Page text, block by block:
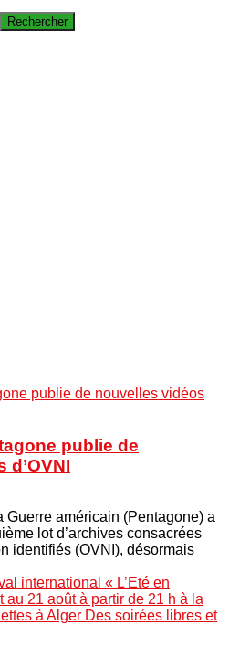
publie de
d’OVNI
Guerre américain (Pentagone) a
lot d’archives consacrées
identifiés (OVNI), désormais